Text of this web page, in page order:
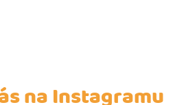
na Instagramu